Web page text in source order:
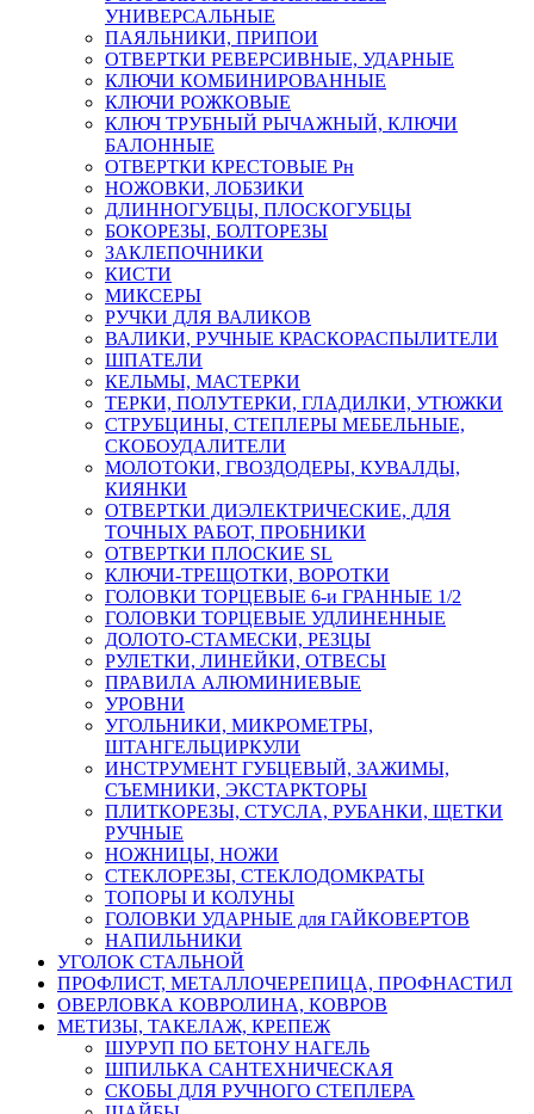
УНИВЕРСАЛЬНЫЕ
ПАЯЛЬНИКИ, ПРИПОИ
ОТВЕРТКИ РЕВЕРСИВНЫЕ, УДАРНЫЕ
КЛЮЧИ КОМБИНИРОВАННЫЕ
КЛЮЧИ РОЖКОВЫЕ
КЛЮЧ ТРУБНЫЙ РЫЧАЖНЫЙ, КЛЮЧИ
БАЛОННЫЕ
ОТВЕРТКИ КРЕСТОВЫЕ Рн
НОЖОВКИ, ЛОБЗИКИ
ДЛИННОГУБЦЫ, ПЛОСКОГУБЦЫ
БОКОРЕЗЫ, БОЛТОРЕЗЫ
ЗАКЛЕПОЧНИКИ
КИСТИ
МИКСЕРЫ
РУЧКИ ДЛЯ ВАЛИКОВ
ВАЛИКИ, РУЧНЫЕ КРАСКОРАСПЫЛИТЕЛИ
ШПАТЕЛИ
КЕЛЬМЫ, МАСТЕРКИ
ТЕРКИ, ПОЛУТЕРКИ, ГЛАДИЛКИ, УТЮЖКИ
СТРУБЦИНЫ, СТЕПЛЕРЫ МЕБЕЛЬНЫЕ,
СКОБОУДАЛИТЕЛИ
МОЛОТОКИ, ГВОЗДОДЕРЫ, КУВАЛДЫ,
КИЯНКИ
ОТВЕРТКИ ДИЭЛЕКТРИЧЕСКИЕ, ДЛЯ
ТОЧНЫХ РАБОТ, ПРОБНИКИ
ОТВЕРТКИ ПЛОСКИЕ SL
КЛЮЧИ-ТРЕЩОТКИ, ВОРОТКИ
ГОЛОВКИ ТОРЦЕВЫЕ 6-и ГРАННЫЕ 1/2
ГОЛОВКИ ТОРЦЕВЫЕ УДЛИНЕННЫЕ
ДОЛОТО-СТАМЕСКИ, РЕЗЦЫ
РУЛЕТКИ, ЛИНЕЙКИ, ОТВЕСЫ
ПРАВИЛА АЛЮМИНИЕВЫЕ
УРОВНИ
УГОЛЬНИКИ, МИКРОМЕТРЫ,
ШТАНГЕЛЬЦИРКУЛИ
ИНСТРУМЕНТ ГУБЦЕВЫЙ, ЗАЖИМЫ,
СЪЕМНИКИ, ЭКСТАРКТОРЫ
ПЛИТКОРЕЗЫ, СТУСЛА, РУБАНКИ, ЩЕТКИ
РУЧНЫЕ
НОЖНИЦЫ, НОЖИ
СТЕКЛОРЕЗЫ, СТЕКЛОДОМКРАТЫ
ТОПОРЫ И КОЛУНЫ
ГОЛОВКИ УДАРНЫЕ для ГАЙКОВЕРТОВ
НАПИЛЬНИКИ
УГОЛОК СТАЛЬНОЙ
ПРОФЛИСТ, МЕТАЛЛОЧЕРЕПИЦА, ПРОФНАСТИЛ
ОВЕРЛОВКА КОВРОЛИНА, КОВРОВ
МЕТИЗЫ, ТАКЕЛАЖ, КРЕПЕЖ
ШУРУП ПО БЕТОНУ НАГЕЛЬ
ШПИЛЬКА САНТЕХНИЧЕСКАЯ
СКОБЫ ДЛЯ РУЧНОГО СТЕПЛЕРА